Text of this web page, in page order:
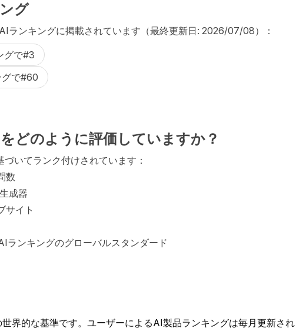
グ
ランキングに掲載されています（最終更新日: 2026/07/08）：
グで#3
で#60
どのように評価していますか？
いてランク付けされています：
数
成器
サイト
ランキングのグローバルスタンダード
界的な基準です。ユーザーによるAI製品ランキングは毎月更新され